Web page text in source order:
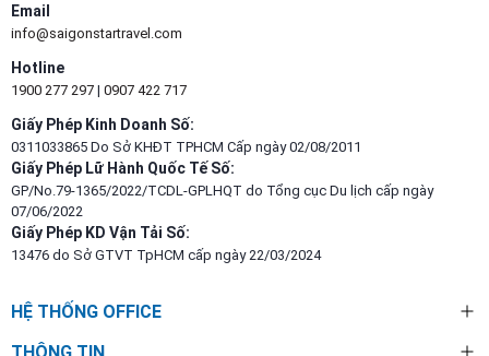
Email
info@saigonstartravel.com
Hotline
1900 277 297 | 0907 422 717
Giấy Phép Kinh Doanh Số:
0311033865 Do Sở KHĐT TPHCM Cấp ngày 02/08/2011
Giấy Phép Lữ Hành Quốc Tế Số:
GP/No.79-1365/2022/TCDL-GPLHQT do Tổng cục Du lịch cấp ngày
07/06/2022
Giấy Phép KD Vận Tải Số:
13476 do Sở GTVT TpHCM cấp ngày 22/03/2024
HỆ THỐNG OFFICE